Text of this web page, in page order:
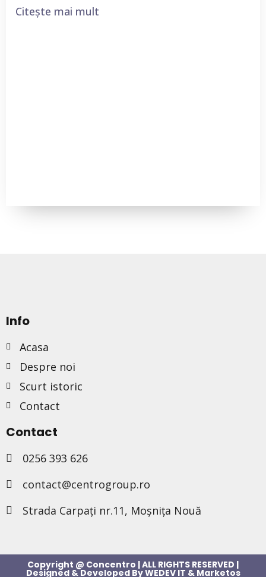
Citește mai mult
Info
Acasa
Despre noi
Scurt istoric
Contact
Contact
0256 393 626
contact@centrogroup.ro
Strada Carpați nr.11, Moșnița Nouă
Copyright @ Concentro | ALL RIGHTS RESERVED |
Designed & Developed ByWEDEV IT & Marketos